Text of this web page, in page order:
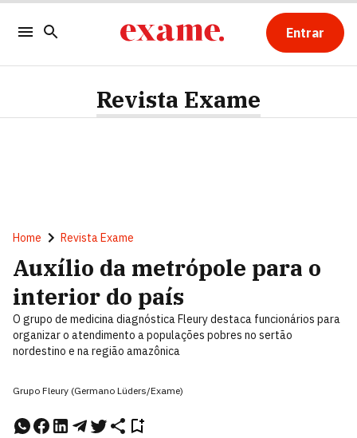
Entrar
Revista Exame
Home Revista Exame
Auxílio da metrópole para o
interior do país
O grupo de medicina diagnóstica Fleury destaca funcionários para
organizar o atendimento a populações pobres no sertão
nordestino e na região amazônica
Grupo Fleury (Germano Lüders/Exame)